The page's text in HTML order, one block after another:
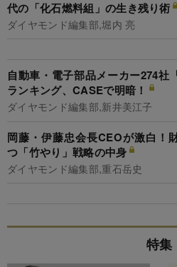
代の「化石燃料組」の生き残り術
ダイヤモンド編集部,堀内 亮
自動車・電子部品メーカー274社
ランキング、CASEで明暗！
ダイヤモンド編集部,新井美江子
岡藤・伊藤忠会長CEOが激白！
つ「竹やり」戦略の中身
ダイヤモンド編集部,重石岳史
特集